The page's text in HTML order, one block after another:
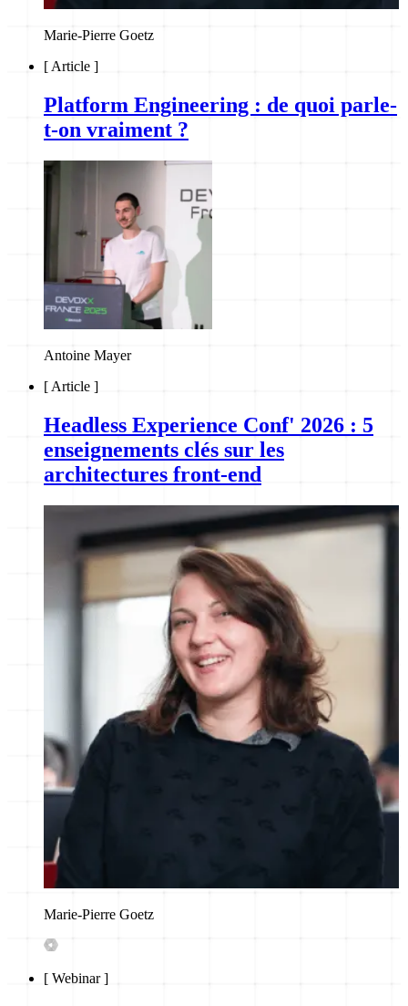
Marie-Pierre Goetz
[ Article ]
Platform Engineering : de quoi parle-
t-on vraiment ?
Antoine Mayer
[ Article ]
Headless Experience Conf' 2026 : 5
enseignements clés sur les
architectures front-end
Marie-Pierre Goetz
[ Webinar]